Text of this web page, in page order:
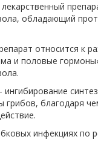
обладающий
относится к
и половые
благодаря
инфекциях по